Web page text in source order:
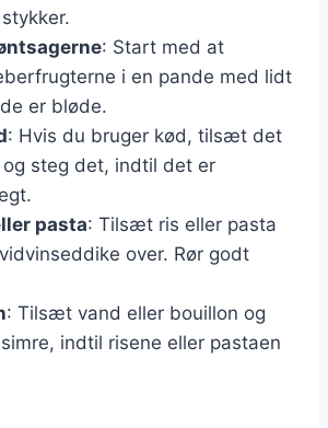
: Start med at
i en pande med lidt
er bløde.
: Hvis du bruger kød, tilsæt det
steg det, indtil det er
pasta: Tilsæt ris eller pasta
over. Rør godt
: Tilsæt vand eller bouillon og
indtil risene eller pastaen